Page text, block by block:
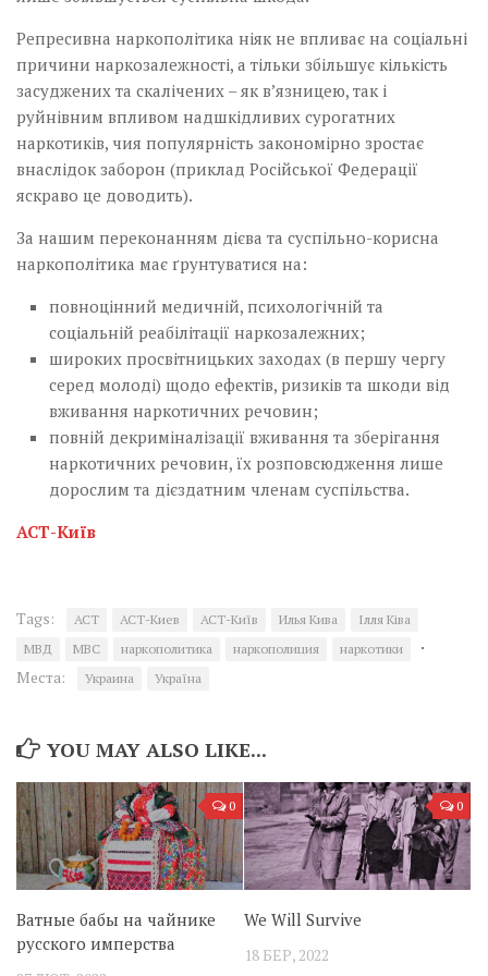
Репресивна наркополітика ніяк не впливає на соціальні
причини наркозалежності, а тільки збільшує кількість
засуджених та скалічених – як в’язницею, так і
руйнівним впливом надшкідливих сурогатних
наркотиків, чия популярність закономірно зростає
внаслідок заборон (приклад Російської Федерації
яскраво це доводить).
За нашим переконанням дієва та суспільно-корисна
наркополітика має ґрунтуватися на:
повноцінний медичній, психологічній та
соціальній реабілітації наркозалежних;
широких просвітницьких заходах (в першу чергу
серед молоді) щодо ефектів, ризиків та шкоди від
вживання наркотичних речовин;
повній декриміналізації вживання та зберігання
наркотичних речовин, їх розповсюдження лише
дорослим та дієздатним членам суспільства.
АСТ-Київ
Tags: АСТ АСТ-Киев АСТ-Київ Илья Кива
Ілля Ківа
МВД
МВС наркополитика наркополиция наркотики ·
Места: Украина Україна
YOU MAY ALSO LIKE...
0
Ватные бабы на чайнике
русского имперства
0
We Will Survive
18 БЕР, 2022